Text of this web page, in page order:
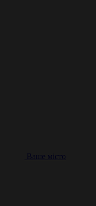
Ваше місто